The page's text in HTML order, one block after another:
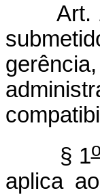
Art.
§ 1o
aplica